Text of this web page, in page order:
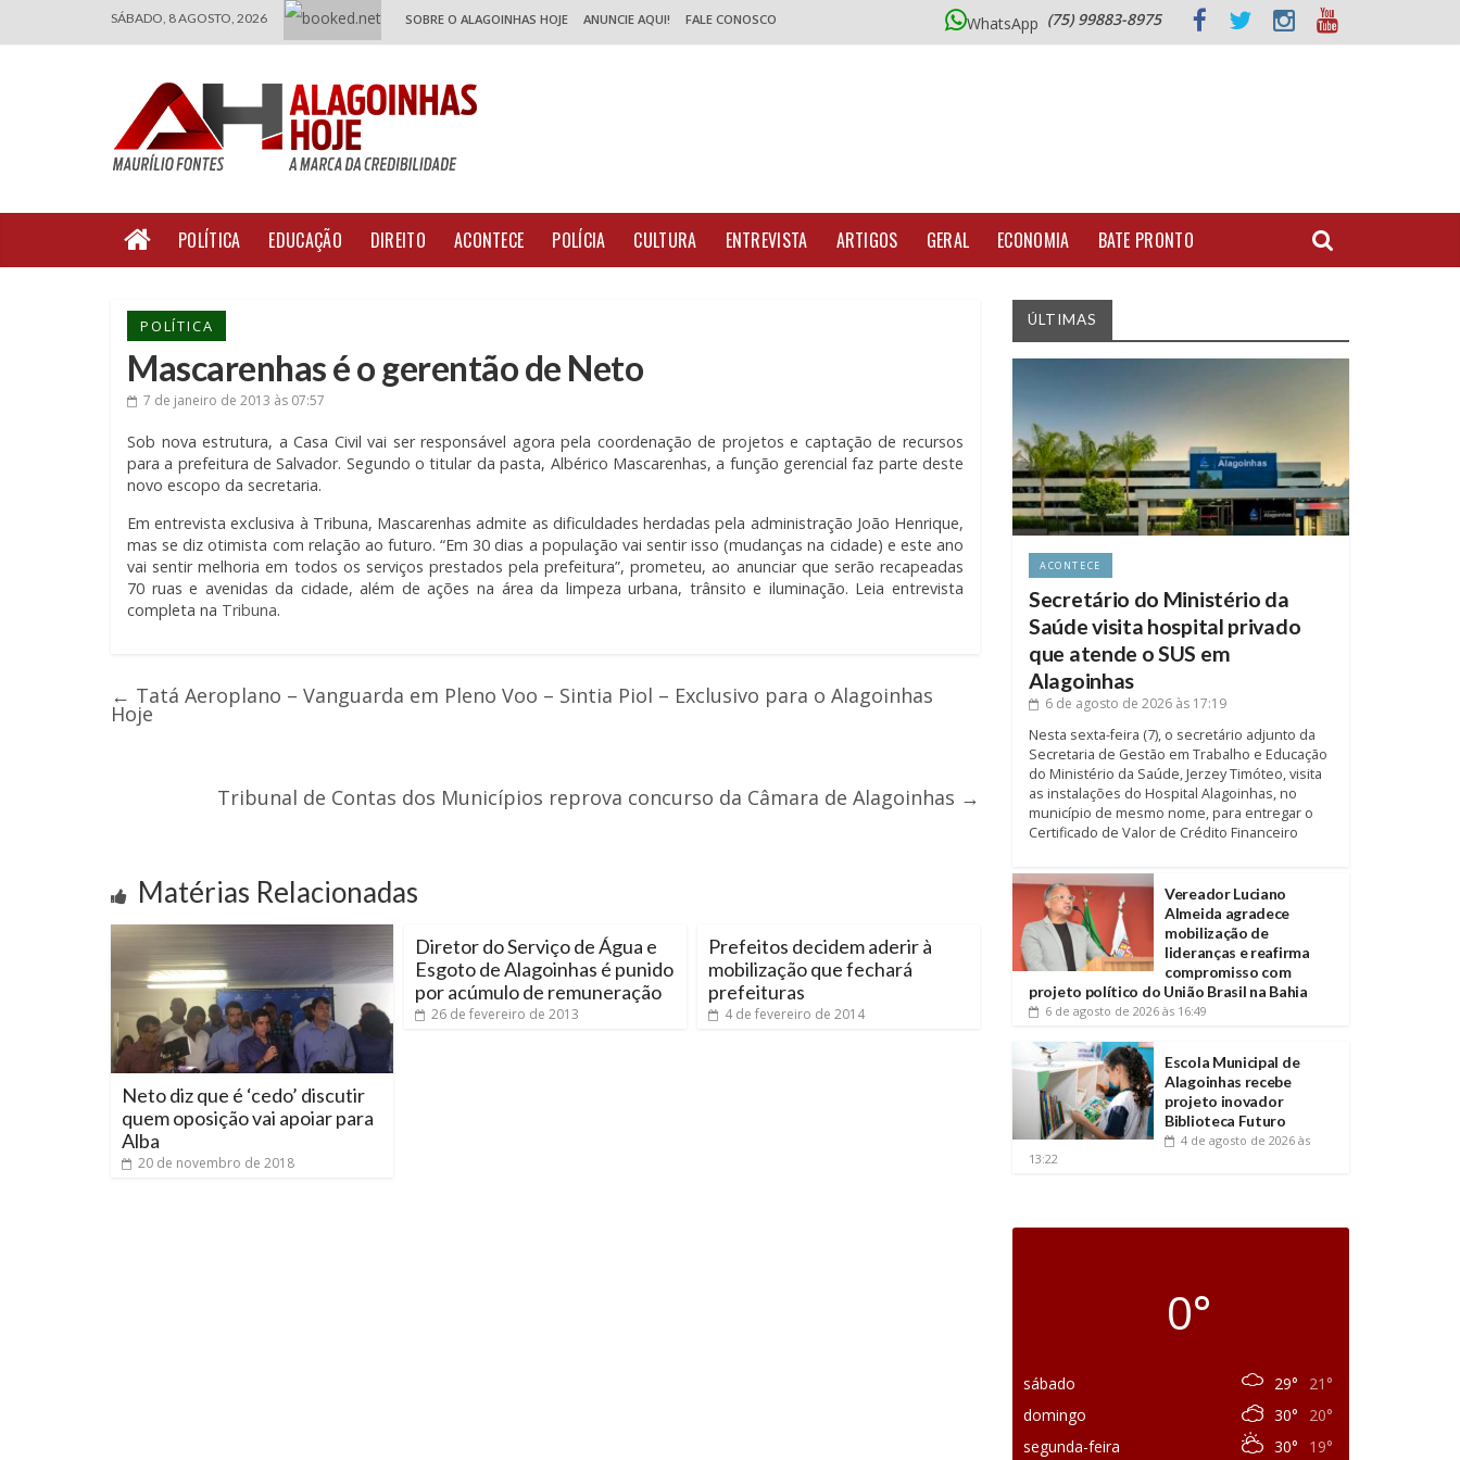
SÁBADO, 8 AGOSTO, 2026 SOBRE O ALAGOINHAS HOJE ANUNCIE AQUI! FALE CONOSCO WhatsApp (75) 99883-8975
POLÍTICA EDUCAÇÃO DIREITO ACONTECE POLÍCIA CULTURA ENTREVISTA ARTIGOS GERAL ECONOMIA BATE PRONTO
POLÍTICA
Mascarenhas é o gerentão de Neto
7 de janeiro de 2013 às 07:57
Sob nova estrutura, a Casa Civil vai ser responsável agora pela coordenação de projetos e captação de recursos
para a prefeitura de Salvador. Segundo o titular da pasta, Albérico Mascarenhas, a função gerencial faz parte deste
novo escopo da secretaria.
Em entrevista exclusiva à Tribuna, Mascarenhas admite as dificuldades herdadas pela administração João Henrique,
mas se diz otimista com relação ao futuro. “Em 30 dias a população vai sentir isso (mudanças na cidade) e este ano
vai sentir melhoria em todos os serviços prestados pela prefeitura”, prometeu, ao anunciar que serão recapeadas
70 ruas e avenidas da cidade, além de ações na área da limpeza urbana, trânsito e iluminação. Leia entrevista
completa na Tribuna.
← Tatá Aeroplano – Vanguarda em Pleno Voo – Sintia Piol – Exclusivo para o Alagoinhas
Hoje
Tribunal de Contas dos Municípios reprova concurso da Câmara de Alagoinhas →
Matérias Relacionadas
Neto diz que é ‘cedo’ discutir
quem oposição vai apoiar para
Alba
20 de novembro de 2018
Diretor do Serviço de Água e
Esgoto de Alagoinhas é punido
por acúmulo de remuneração
26 de fevereiro de 2013
Prefeitos decidem aderir à
mobilização que fechará
prefeituras
4 de fevereiro de 2014
ÚLTIMAS
ACONTECE
Secretário do Ministério da
Saúde visita hospital privado
que atende o SUS em
Alagoinhas
6 de agosto de 2026 às 17:19
Nesta sexta-feira (7), o secretário adjunto da
Secretaria de Gestão em Trabalho e Educação
do Ministério da Saúde, Jerzey Timóteo, visita
as instalações do Hospital Alagoinhas, no
município de mesmo nome, para entregar o
Certificado de Valor de Crédito Financeiro
Vereador Luciano
Almeida agradece
mobilização de
lideranças e reafirma
compromisso com
projeto político do União Brasil na Bahia
6 de agosto de 2026 às 16:49
Escola Municipal de
Alagoinhas recebe
projeto inovador
Biblioteca Futuro
4 de agosto de 2026 às
13:22
0°
sábado 29°
21°
domingo
30°
20°
segunda-feira
30° 19°